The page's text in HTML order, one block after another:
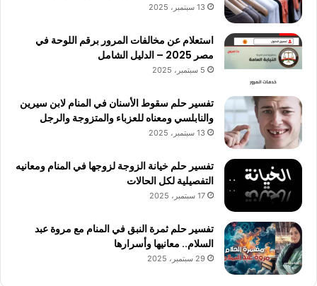
13 سبتمبر، 2025
استعلام عن مخالفات المرور برقم اللوحة في
مصر 2025 – الدليل الشامل
5 سبتمبر، 2025
تفسير حلم سقوط الأسنان في المنام لابن سيرين
والنابلسي ومعناه للعزباء والمتزوجة والرجل
13 سبتمبر، 2025
تفسير حلم خيانة الزوجة لزوجها في المنام ومعانيه
التفصيلية لكل الحالات
17 سبتمبر، 2025
تفسير حلم ثمرة النبق في المنام مع مروة عبد
السلام.. معانيها وأسرارها
29 سبتمبر، 2025